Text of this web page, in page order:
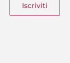
Iscriviti